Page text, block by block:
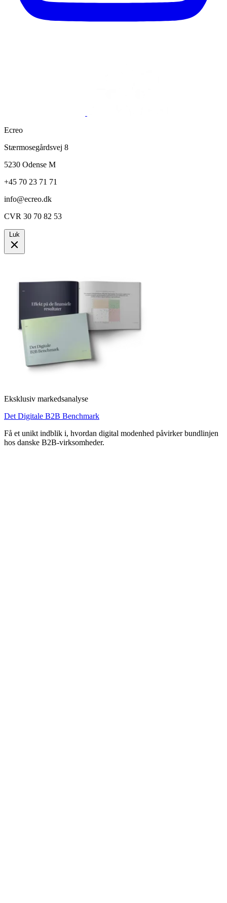
Ecreo
Stærmosegårdsvej 8
5230 Odense M
+45 70 23 71 71
info@ecreo.dk
CVR 30 70 82 53
Luk
Eksklusiv markedsanalyse
Det Digitale B2B Benchmark
Få et unikt indblik i, hvordan digital modenhed påvirker bundlinjen
hos danske B2B-virksomheder.